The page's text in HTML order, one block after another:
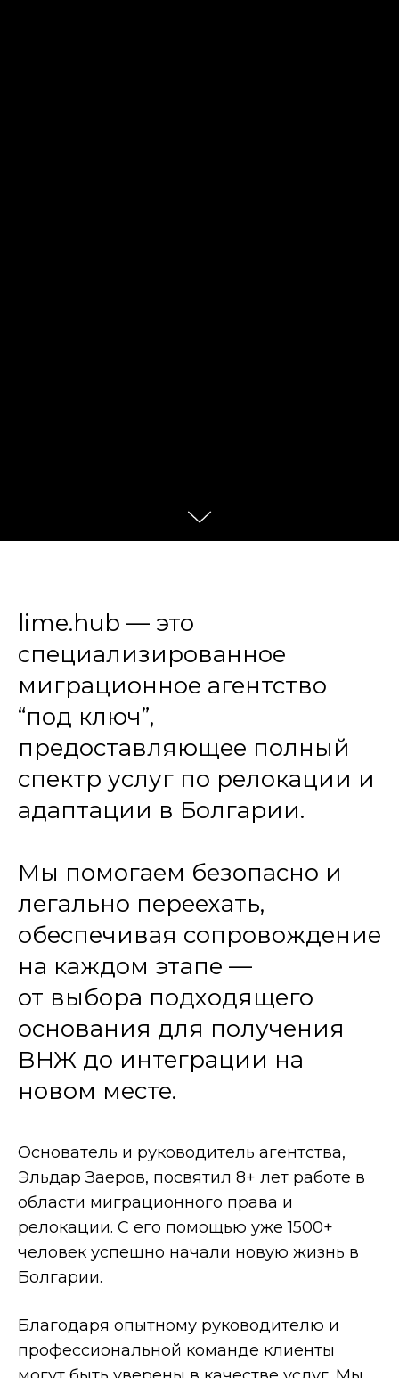
lime.hub — это
специализированное
миграционное агентство
“под ключ”,
предоставляющее полный
спектр услуг по релокации и
адаптации в Болгарии.
Мы помогаем безопасно и
легально переехать,
обеспечивая сопровождение
на каждом этапе —
от выбора подходящего
основания для получения
ВНЖ до интеграции на
новом месте.
Основатель и руководитель агентства,
Эльдар Заеров, посвятил 8+ лет работе в
области миграционного права и
релокации. С его помощью уже 1500+
человек успешно начали новую жизнь в
Болгарии.
Благодаря опытному руководителю и
профессиональной команде клиенты